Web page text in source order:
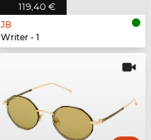
119,40 €
JB
Writer - 1